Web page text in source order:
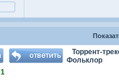
Торрент-
Фольклор
1